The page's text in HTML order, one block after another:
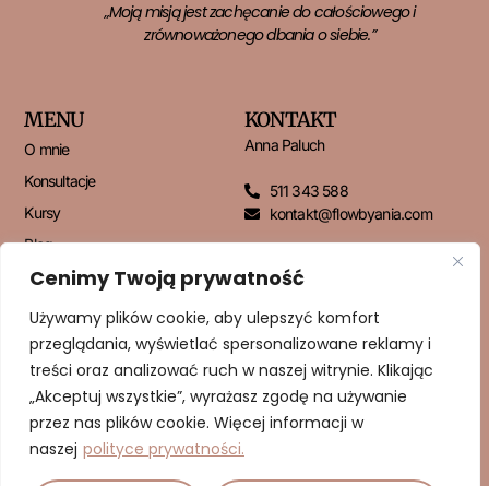
Cenimy Twoją prywatność
Używamy plików cookie, aby ulepszyć komfort
przeglądania, wyświetlać spersonalizowane reklamy i
treści oraz analizować ruch w naszej witrynie. Klikając
„Akceptuj wszystkie”, wyrażasz zgodę na używanie
przez nas plików cookie. Więcej informacji w
naszej polityce prywatności.
„Moją misją jest zachęcanie do całościowego i
zrównoważonego dbania o siebie.”
MENU
O mnie
Konsultacje
Kursy
Blog
Kontakt
KONTAKT
Anna Paluch
511 343 588
kontakt@flowbyania.com
NEWSLETTER